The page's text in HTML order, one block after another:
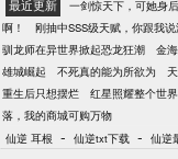
最近更新 一剑惊天下，可她身
啊！
刚抽中SSS级天赋，你跟我
驯龙师在异世界掀起恐龙狂潮
金
雄城崛起
不死真的能为所欲为
重生后只想摆烂
红星照耀整个世界
落，我的商城可购万物
仙逆 耳根 - 仙逆txt下载 - 仙逆